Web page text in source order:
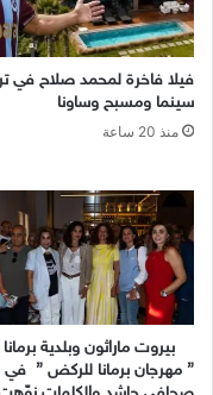
فيلا فاخرة لمحمد صلاح في
سينما ومسبح وساونا
منذ 20 ساعة
بيروت ماراثون وبلدية برمانا
” مهرجان برمانا للركض ” في